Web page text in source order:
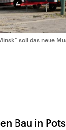
soll das neue
Bau in